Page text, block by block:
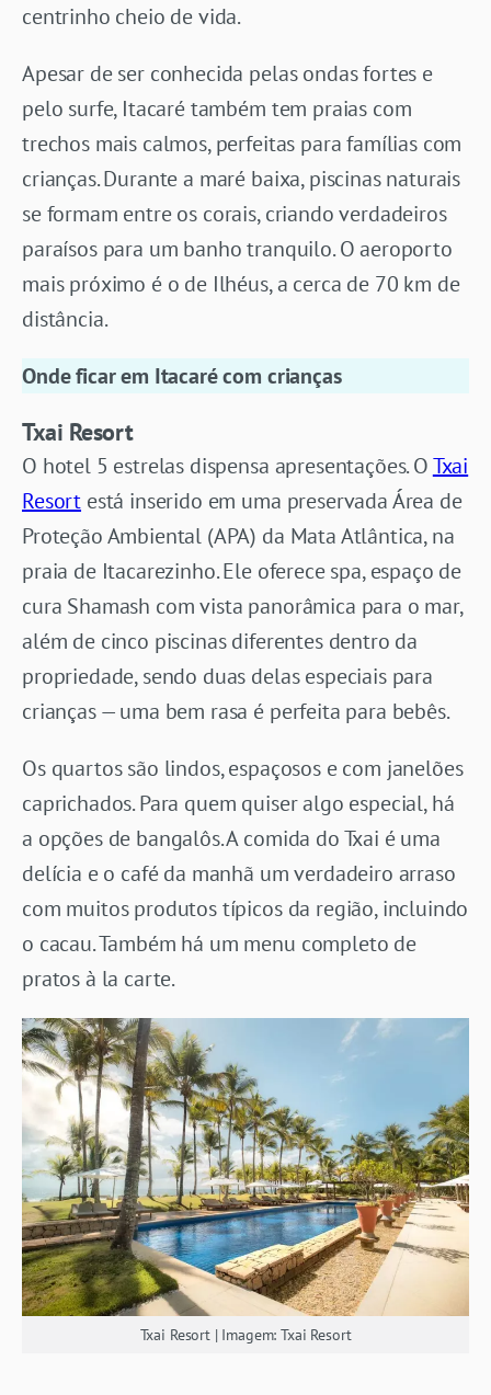
centrinho cheio de vida.
Apesar de ser conhecida pelas ondas fortes e
pelo surfe, Itacaré também tem praias com
trechos mais calmos, perfeitas para famílias com
crianças. Durante a maré baixa, piscinas naturais
se formam entre os corais, criando verdadeiros
paraísos para um banho tranquilo. O aeroporto
mais próximo é o de Ilhéus, a cerca de 70 km de
distância.
Onde ficar em Itacaré com crianças
Txai Resort
O hotel 5 estrelas dispensa apresentações. OTxai
Resort está inserido em uma preservada Área de
Proteção Ambiental (APA) da Mata Atlântica, na
praia de Itacarezinho. Ele oferece spa, espaço de
cura Shamash com vista panorâmica para o mar,
além de cinco piscinas diferentes dentro da
propriedade, sendo duas delas especiais para
crianças — uma bem rasa é perfeita para bebês.
Os quartos são lindos, espaçosos e com janelões
caprichados. Para quem quiser algo especial, há
a opções de bangalôs. A comida do Txai é uma
delícia e o café da manhã um verdadeiro arraso
com muitos produtos típicos da região, incluindo
o cacau. Também há um menu completo de
pratos à la carte.
Txai Resort | Imagem: Txai Resort